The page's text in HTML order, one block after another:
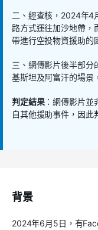
二、經查核， 2024年4
路方式運往加沙地帶，
帶進行空投物資援助的
三、網傳影片後半部分
基斯坦及阿富汗的場景
判定結果：網傳影片並
自其他援助事件，因此
背景
2024年6月5日，有